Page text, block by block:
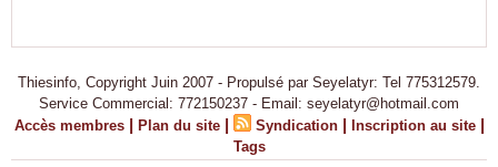
Thiesinfo, Copyright Juin 2007 - Propulsé par Seyelatyr: Tel 775312579.
Service Commercial: 772150237 - Email: seyelatyr@hotmail.com
Accès membres | Plan du site | Syndication | Inscription au site |
Tags